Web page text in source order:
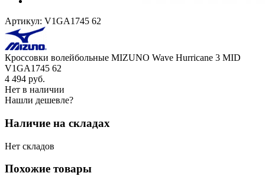
Артикул: V1GA1745 62
Кроссовки волейбольные MIZUNO Wave Hurricane 3 MID
V1GA1745 62
4 494 руб.
Нет в наличии
Нашли дешевле?
Наличие на складах
Нет складов
Похожие товары